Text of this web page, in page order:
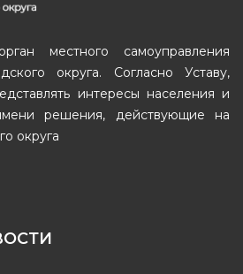
местного самоуправления
округа. Согласно Уставу,
интересы населения и
решения, действующие на
округа